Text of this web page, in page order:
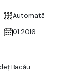
Automată
01.2016
Bacău